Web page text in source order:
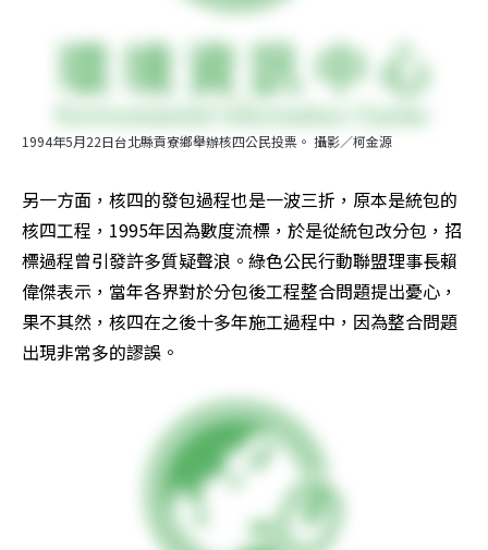
1994年5月22日台北縣貢寮鄉舉辦核四公民投票。 攝影／柯金源
另一方面，核四的發包過程也是一波三折，原本是統包的
核四工程，1995年因為數度流標，於是從統包改分包，招
標過程曾引發許多質疑聲浪。綠色公民行動聯盟理事長賴
偉傑表示，當年各界對於分包後工程整合問題提出憂心，
果不其然，核四在之後十多年施工過程中，因為整合問題
出現非常多的謬誤。